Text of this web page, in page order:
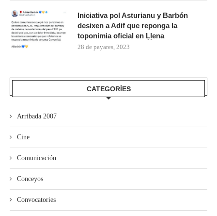
Iniciativa pol Asturianu y Barbón
desixen a Adif que reponga la
toponimia oficial en Ḷḷena
28 de payares, 2023
CATEGORÍES
Arribada 2007
Cine
Comunicación
Conceyos
Convocatories